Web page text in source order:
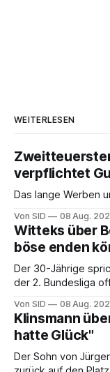
WEITERLESEN
verpflichtet
Das lange Werben
Von SID 08 Aug.
Witteks über
böse enden
Der 30-Jährige
der 2. Bundesliga
Von SID 08 Aug.
Klinsmann
hatte Glück"
Der Sohn von